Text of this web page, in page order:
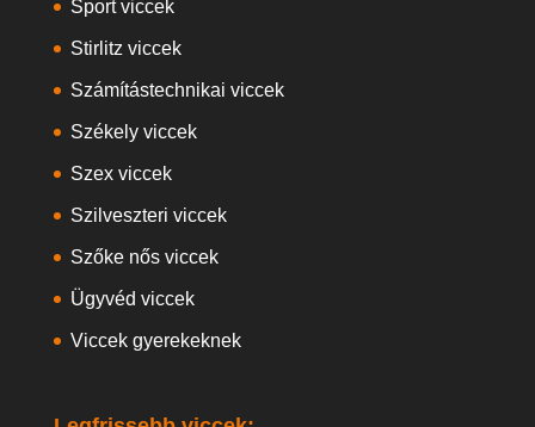
Sport viccek
Stirlitz viccek
Számítástechnikai viccek
Székely viccek
Szex viccek
Szilveszteri viccek
Szőke nős viccek
Ügyvéd viccek
Viccek gyerekeknek